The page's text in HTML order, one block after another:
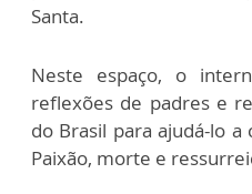
Santa.
Neste espaço, o
reflexões de padres e
do Brasil para ajudá-lo
Paixão, morte e